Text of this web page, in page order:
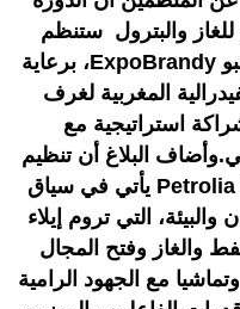
للغاز والبترول ستنظم
بمبادرة من مؤسسة براندي إكسبو ExpoBrandy، برعاية
المغربية لغرف
استراتيجية مع
البلاغ أن تنظيم
المؤتمر والمعرض الدولي Petrolia Expo يأتي في سياق
التي تروم إيلاء
والغاز وفتح المجال
مع الجهود الرامية